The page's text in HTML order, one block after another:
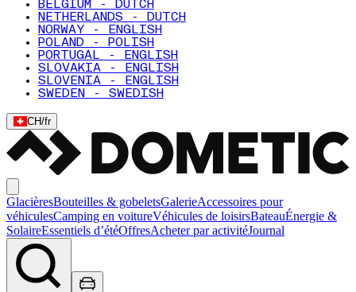
BELGIUM - DUTCH
NETHERLANDS - DUTCH
NORWAY - ENGLISH
POLAND - POLISH
PORTUGAL - ENGLISH
SLOVAKIA - ENGLISH
SLOVENIA - ENGLISH
SWEDEN - SWEDISH
CH/fr
GlacièresBouteilles & gobeletsGalerieAccessoires pour
véhiculesCamping en voitureVéhicules de loisirsBateauÉnergie &
SolaireEssentiels d’étéOffresAcheter par activitéJournal